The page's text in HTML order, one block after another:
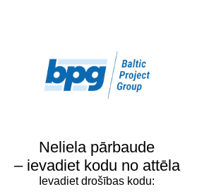
Neliela pārbaude
– ievadiet kodu no attēla
Ievadiet drošības kodu: